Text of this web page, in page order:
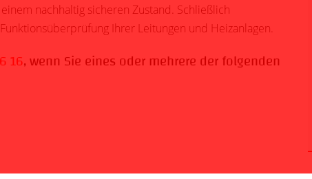
nachhaltig sicheren Zustand. Schließlich
Ihrer Leitungen und Heizanlagen.
16, wenn Sie eines oder mehrere der folgenden